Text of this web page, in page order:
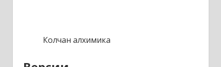
Колчан алхимика